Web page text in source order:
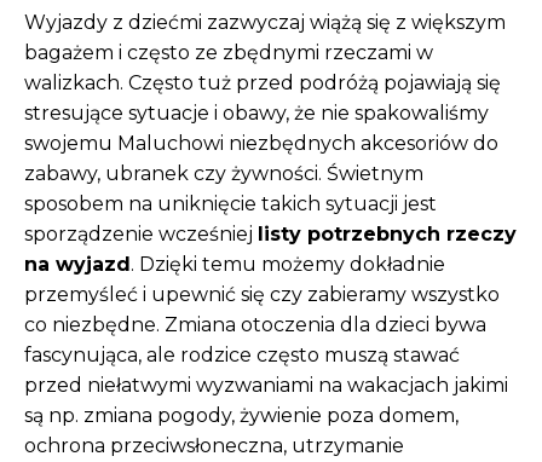
Wyjazdy z dziećmi zazwyczaj wiążą się z większym
bagażem i często ze zbędnymi rzeczami w
walizkach. Często tuż przed podróżą pojawiają się
stresujące sytuacje i obawy, że nie spakowaliśmy
swojemu Maluchowi niezbędnych akcesoriów do
zabawy, ubranek czy żywności. Świetnym
sposobem na uniknięcie takich sytuacji jest
sporządzenie wcześniej listy potrzebnych rzeczy
na wyjazd. Dzięki temu możemy dokładnie
przemyśleć i upewnić się czy zabieramy wszystko
co niezbędne. Zmiana otoczenia dla dzieci bywa
fascynująca, ale rodzice często muszą stawać
przed niełatwymi wyzwaniami na wakacjach jakimi
są np. zmiana pogody, żywienie poza domem,
ochrona przeciwsłoneczna, utrzymanie